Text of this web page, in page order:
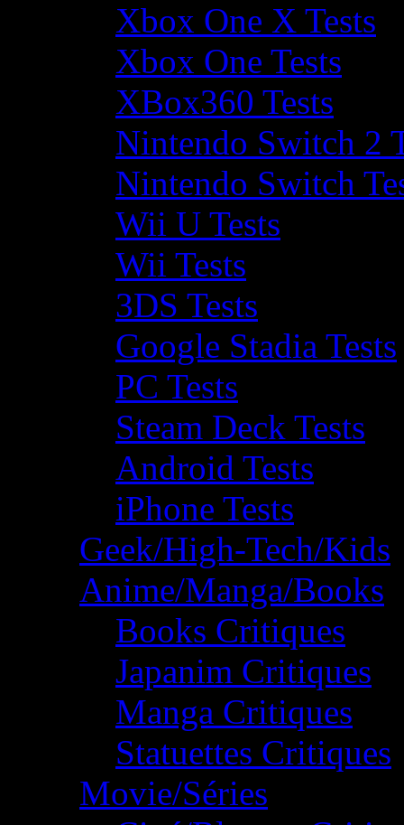
Xbox One X Tests
Xbox One Tests
XBox360 Tests
Nintendo Switch 2
Nintendo Switch
Wii U Tests
Wii Tests
3DS Tests
Google Stadia Tests
PC Tests
Steam Deck Tests
Android Tests
iPhone Tests
Geek/High-Tech/Kids
Anime/Manga/Books
Books Critiques
Japanim Critiques
Manga Critiques
Statuettes Critiques
Movie/Séries